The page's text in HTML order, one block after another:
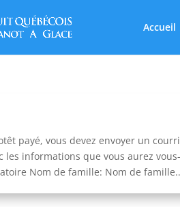
Accueil
payé, vous devez envoyer un
les informations que vous aurez
Nom de famille: Nom de